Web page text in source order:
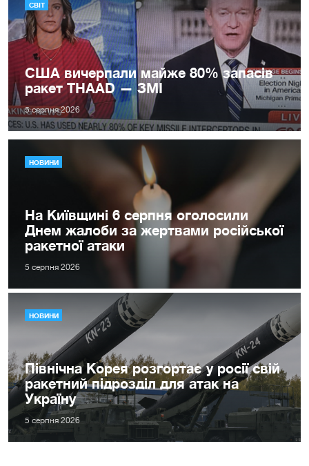
СВІТ
США вичерпали майже 80% запасів
ракет THAAD — ЗМІ
5 серпня 2026
НОВИНИ
На Київщині 6 серпня оголосили
Днем жалоби за жертвами російської
ракетної атаки
5 серпня 2026
НОВИНИ
Північна Корея розгортає у росії свій
ракетний підрозділ для атак на
Україну
5 серпня 2026